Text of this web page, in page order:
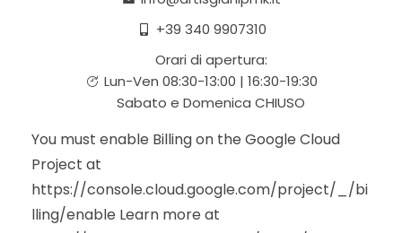
+39 340 9907310
Orari di apertura:
Lun-Ven 08:30-13:00 | 16:30-19:30
Sabato e Domenica CHIUSO
You must enable Billing on the Google Cloud
Project at
https://console.cloud.google.com/project/_/bi
lling/enable Learn more at